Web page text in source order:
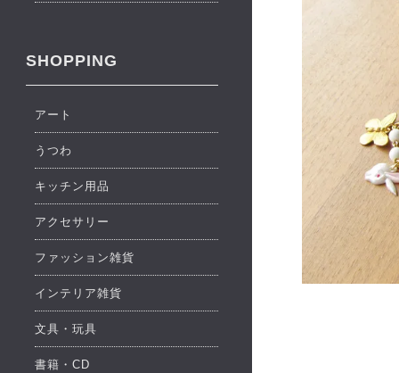
SHOPPING
アート
うつわ
キッチン用品
アクセサリー
ファッション雑貨
インテリア雑貨
文具・玩具
書籍・CD